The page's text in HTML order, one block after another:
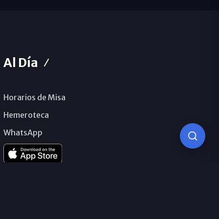
Al Día
Horarios de Misa
Hemeroteca
WhatsApp